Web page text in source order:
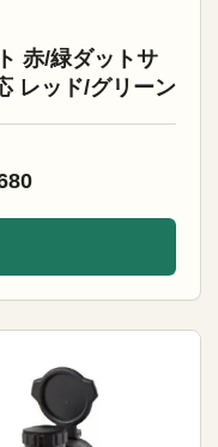
赤/緑ダットサ
レッド/グリーン